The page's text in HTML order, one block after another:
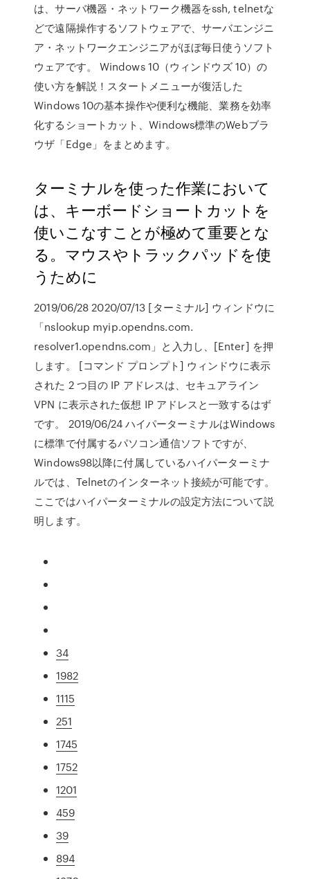
は、サーバ機器・ネットワーク機器をssh, telnetな
どで遠隔操作するソフトウェアで、サーバエンジニ
ア・ネットワークエンジニアがほぼ毎日使うソフト
ウェアです。 Windows 10（ウィンドウズ 10）の
使い方を解説！スタートメニューが復活した
Windows 10の基本操作や便利な機能、業務を効率
化するショートカット、Windows標準のWebブラ
ウザ「Edge」をまとめます。
ターミナルを使った作業において
は、キーボードショートカットを
使いこなすことが極めて重要とな
る。マウスやトラックパッドを使
うために
2019/06/28 2020/07/13 [ターミナル] ウィンドウに
「nslookup myip.opendns.com.
resolver1.opendns.com」と入力し、[Enter] を押
します。 [コマンド プロンプト] ウィンドウに表示
された 2 つ目の IP アドレスは、セキュアライン
VPN に表示された仮想 IP アドレスと一致するはず
です。 2019/06/24 ハイパーターミナルはWindows
に標準で付属するパソコン通信ソフトですが、
Windows98以降に付属しているハイパーターミナ
ルでは、Telnetのインターネット接続が可能です。
ここではハイパーターミナルの設定方法について説
明します。
34
1982
1115
251
1745
1752
1201
459
39
894